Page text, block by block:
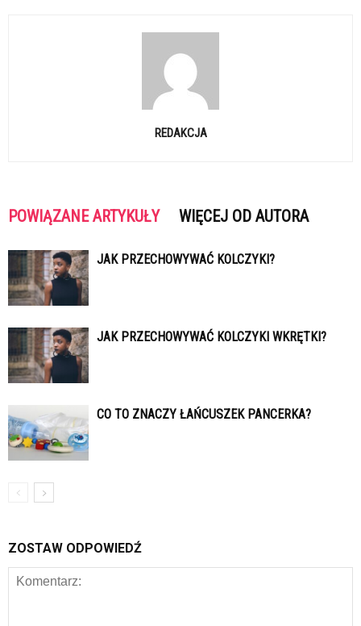
REDAKCJA
POWIĄZANE ARTYKUŁY WIĘCEJ OD AUTORA
JAK PRZECHOWYWAĆ KOLCZYKI?
JAK PRZECHOWYWAĆ KOLCZYKI WKRĘTKI?
CO TO ZNACZY ŁAŃCUSZEK PANCERKA?
ZOSTAW ODPOWIEDŹ